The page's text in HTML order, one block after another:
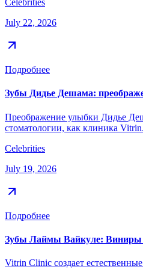
Celebrities
July 22, 2026
Подробнее
Зубы Дидье Дешама:
Преображение улыбки Дидье
стоматологии, как клиника Vitrin.
Celebrities
July 19, 2026
Подробнее
Зубы Лаймы Вайкуле: Виниры
Vitrin Clinic создает